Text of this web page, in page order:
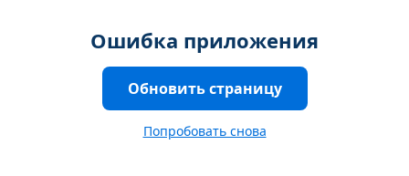
Ошибка приложения
Обновить страницу
Попробовать снова